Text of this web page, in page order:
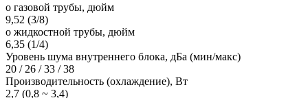
o газовой трубы, дюйм
9,52 (3/8)
o жидкостной трубы, дюйм
6,35 (1/4)
Уровень шума внутреннего блока, дБа (мин/макс)
20 / 26 / 33 / 38
Производительность (охлаждение), Вт
2,7 (0,8 ~ 3,4)